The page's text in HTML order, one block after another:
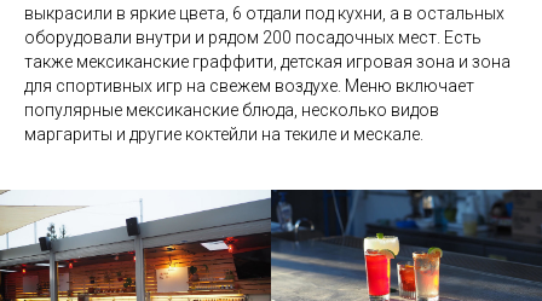
выкрасили в яркие цвета, 6 отдали под кухни, а в остальных
оборудовали внутри и рядом 200 посадочных мест. Есть
также мексиканские граффити, детская игровая зона и зона
для спортивных игр на свежем воздухе. Меню включает
популярные мексиканские блюда, несколько видов
маргариты и другие коктейли на текиле и мескале.